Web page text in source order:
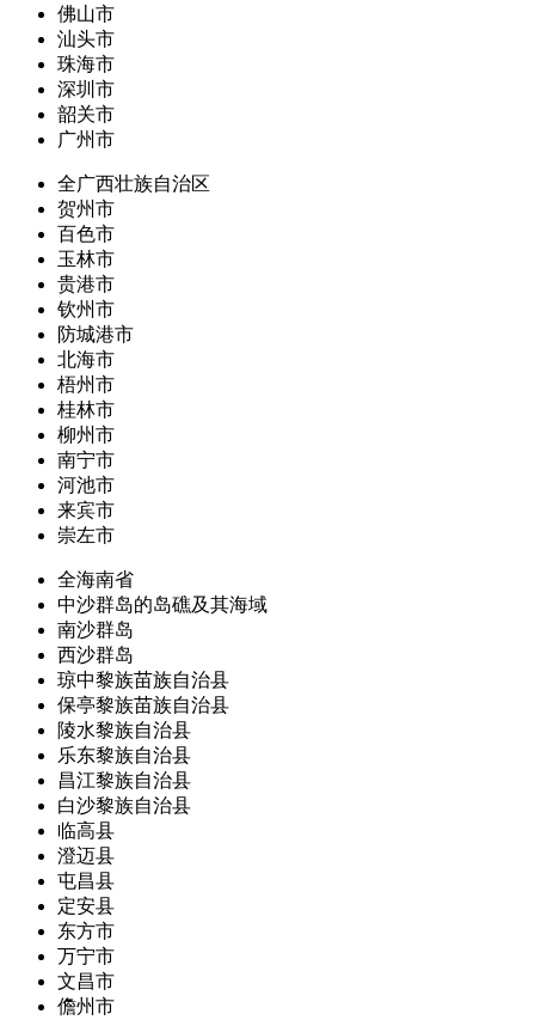
佛山市
汕头市
珠海市
深圳市
韶关市
广州市
全广西壮族自治区
贺州市
百色市
玉林市
贵港市
钦州市
防城港市
北海市
梧州市
桂林市
柳州市
南宁市
河池市
来宾市
崇左市
全海南省
中沙群岛的岛礁及其海域
南沙群岛
西沙群岛
琼中黎族苗族自治县
保亭黎族苗族自治县
陵水黎族自治县
乐东黎族自治县
昌江黎族自治县
白沙黎族自治县
临高县
澄迈县
屯昌县
定安县
东方市
万宁市
文昌市
儋州市